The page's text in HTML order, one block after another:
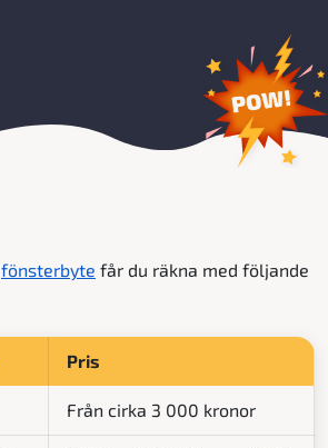
fönsterbyte får du räkna med följande
Pris
Från cirka 3 000 kronor